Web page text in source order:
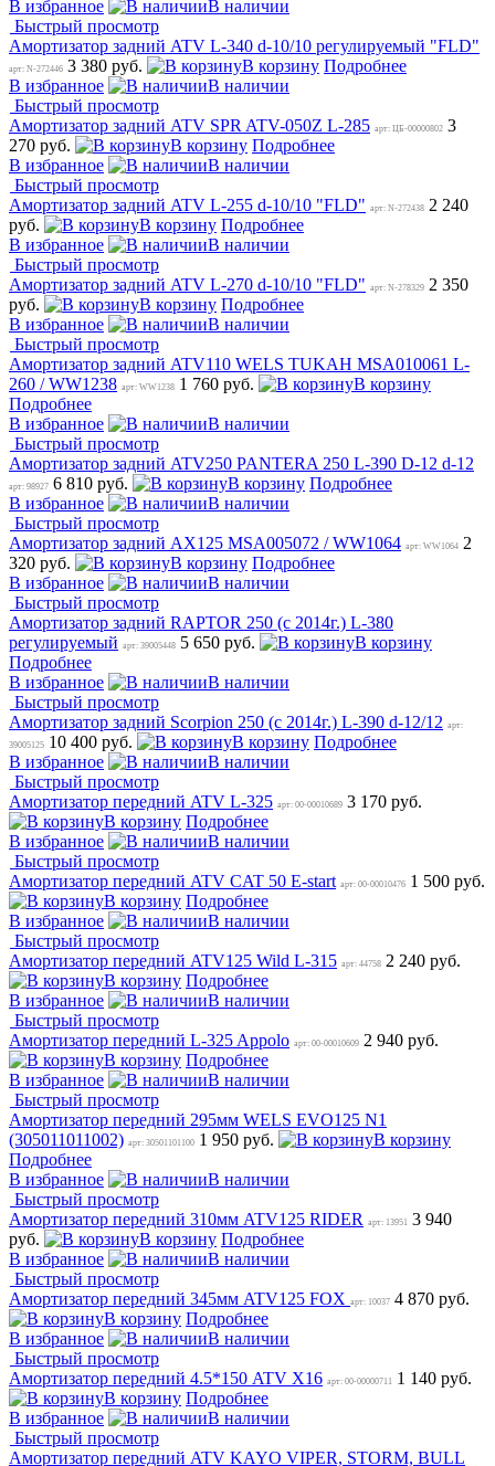
В избранное
В наличии
Быстрый просмотр
Амортизатор задний ATV L-340 d-10/10 регулируемый "FLD"
арт: N-272446 3 380 руб. В корзину Подробнее
В избранное
В наличии
Быстрый просмотр
Амортизатор задний ATV SPR ATV-050Z L-285 арт: ЦБ-00000802 3
270 руб.
В корзину Подробнее
В избранное
В наличии
Быстрый просмотр
Амортизатор задний ATV L-255 d-10/10 "FLD" арт: N-272438 2 240
руб.
В корзину Подробнее
В избранное
В наличии
Быстрый просмотр
Амортизатор задний ATV L-270 d-10/10 "FLD" арт: N-278329 2 350
руб.
В корзину Подробнее
В избранное
В наличии
Быстрый просмотр
Амортизатор задний ATV110 WELS TUKAH MSA010061 L-
260 / WW1238 арт: WW1238 1 760 руб.
В корзину
Подробнее
В избранное
В наличии
Быстрый просмотр
Амортизатор задний ATV250 PANTERA 250 L-390 D-12 d-12
арт: 98927 6 810 руб. В корзину Подробнее
В избранное
В наличии
Быстрый просмотр
Амортизатор задний AX125 MSA005072 / WW1064 арт: WW1064 2
320 руб.
В корзину Подробнее
В избранное
В наличии
Быстрый просмотр
Амортизатор задний RAPTOR 250 (с 2014г.) L-380
регулируемый арт: 39005448 5 650 руб.
В корзину
Подробнее
В избранное
В наличии
Быстрый просмотр
Амортизатор задний Scorpion 250 (c 2014г.) L-390 d-12/12 арт:
39005125 10 400 руб. В корзину Подробнее
В избранное
В наличии
Быстрый просмотр
Амортизатор передний ATV L-325 арт: 00-00010689 3 170 руб.
В корзину Подробнее
В избранное
В наличии
Быстрый просмотр
Амортизатор передний ATV CAT 50 E-start арт: 00-00010476 1 500 руб.
В корзину Подробнее
В избранное
В наличии
Быстрый просмотр
Амортизатор передний ATV125 Wild L-315 арт: 44758 2 240 руб.
В корзину Подробнее
В избранное
В наличии
Быстрый просмотр
Амортизатор передний L-325 Appolo арт: 00-00010609 2 940 руб.
В корзину Подробнее
В избранное
В наличии
Быстрый просмотр
Амортизатор передний 295мм WELS EVO125 N1
(305011011002) арт: 30501101100 1 950 руб.
В корзину
Подробнее
В избранное
В наличии
Быстрый просмотр
Амортизатор передний 310мм ATV125 RIDER
арт: 13951 3 940
руб.
В корзину Подробнее
В избранное
В наличии
Быстрый просмотр
Амортизатор передний 345мм ATV125 FOX арт: 10037 4 870 руб.
В корзину Подробнее
В избранное
В наличии
Быстрый просмотр
Амортизатор передний 4.5*150 ATV Х16 арт: 00-00000711 1 140 руб.
В корзину Подробнее
В избранное
В наличии
Быстрый просмотр
Амортизатор передний ATV KAYO VIPER, STORM, BULL